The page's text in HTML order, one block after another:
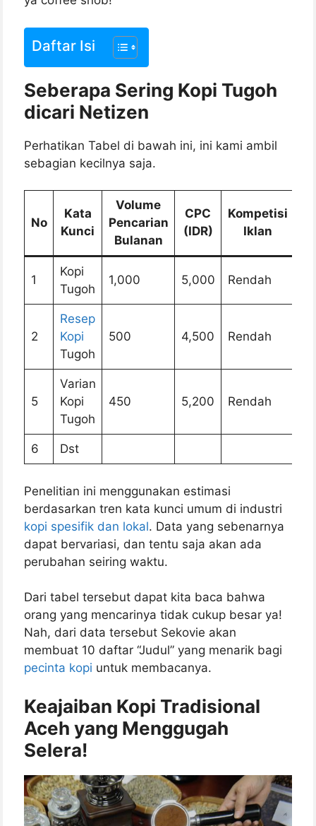
Daftar Isi
Seberapa Sering Kopi Tugoh
dicari Netizen
Perhatikan Tabel di bawah ini, ini kami ambil
sebagian kecilnya saja.
No
Kata
Kunci
Volume
Pencarian
Bulanan
CPC
(IDR)
Kompetisi
Iklan
1
Kopi
Tugoh
1,000 5,000 Rendah
2
Resep
Kopi
Tugoh
500 4,500 Rendah
5
Varian
Kopi
Tugoh
450 5,200 Rendah
6 Dst
Penelitian ini menggunakan estimasi
berdasarkan tren kata kunci umum di industri
kopi spesifik dan lokal. Data yang sebenarnya
dapat bervariasi, dan tentu saja akan ada
perubahan seiring waktu.
Dari tabel tersebut dapat kita baca bahwa
orang yang mencarinya tidak cukup besar ya!
Nah, dari data tersebut Sekovie akan
membuat 10 daftar “Judul” yang menarik bagi
pecinta kopi untuk membacanya.
Keajaiban Kopi Tradisional
Aceh yang Menggugah
Selera!